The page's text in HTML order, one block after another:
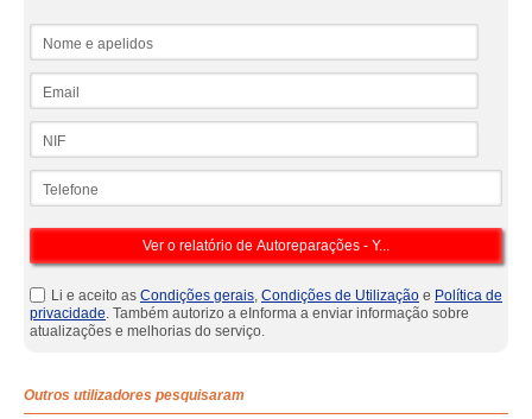
Li e aceito as Condições gerais, Condições de Utilização e Política de
privacidade. Também autorizo a eInforma a enviar informação sobre
atualizações e melhorias do serviço.
Outros utilizadores pesquisaram